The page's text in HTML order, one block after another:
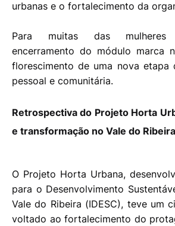
urbanas e o fortalecimento da
Para muitas das mulheres
encerramento do módulo marca
florescimento de uma nova etapa
pessoal e comunitária.
Retrospectiva do Projeto Horta
e transformação no Vale do Ribeira
O Projeto Horta Urbana,
para o Desenvolvimento
Vale do Ribeira (IDESC), teve um
voltado ao fortalecimento do